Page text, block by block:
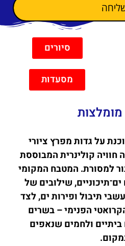
סיורים
מסעדות
על גדות מפרץ ציורי
חוויה קולינרית המבוססת
למסורת. המטבח המקומי
שילובים של
תיבול ופירות ים, לצד
הפנימי – בשרים
ולחמים שנאפים